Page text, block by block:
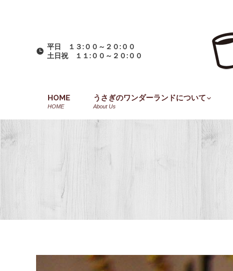
平日 １３:００～２０:００
土日祝 １１:００～２０:００
HOME
HOME
うさぎのワンダーランドについて
About Us